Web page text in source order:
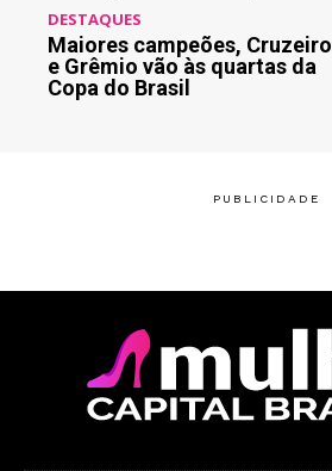
DESTAQUES
Maiores campeões, Cruzeiro
e Grêmio vão às quartas da
Copa do Brasil